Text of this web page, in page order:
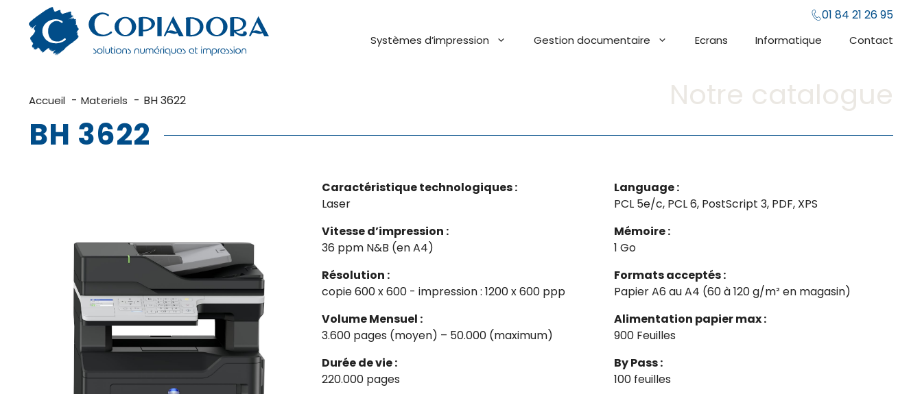
contenu
01 84 21 26 95
Systèmes d’impression Gestion documentaire Ecrans Informatique Contact
Accueil Materiels BH 3622 Notre catalogue
BH 3622
Caractéristique technologiques :
Laser
Vitesse d’impression :
36 ppm N&B (en A4)
Résolution :
copie 600 x 600 - impression : 1200 x 600 ppp
Volume Mensuel :
3.600 pages (moyen) – 50.000 (maximum)
Durée de vie :
220.000 pages
Language :
PCL 5e/c, PCL 6, PostScript 3, PDF, XPS
Mémoire :
1 Go
Formats acceptés :
Papier A6 au A4 (60 à 120 g/m² en magasin)
Alimentation papier max :
900 Feuilles
By Pass :
100 feuilles